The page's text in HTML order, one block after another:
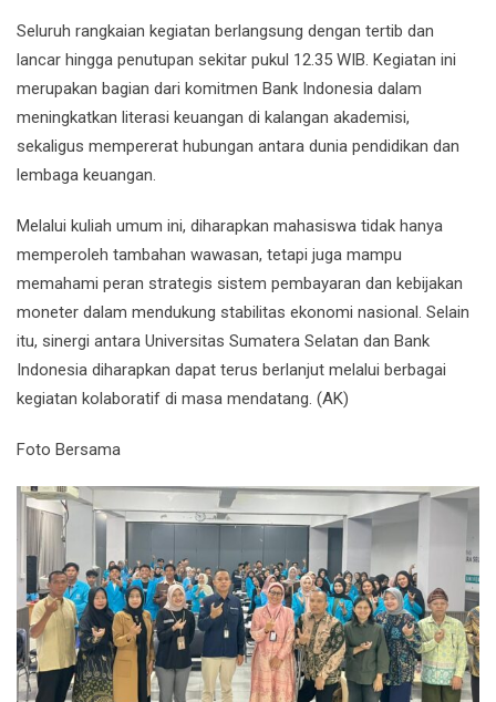
Seluruh rangkaian kegiatan berlangsung dengan tertib dan
lancar hingga penutupan sekitar pukul 12.35 WIB. Kegiatan ini
merupakan bagian dari komitmen Bank Indonesia dalam
meningkatkan literasi keuangan di kalangan akademisi,
sekaligus mempererat hubungan antara dunia pendidikan dan
lembaga keuangan.
Melalui kuliah umum ini, diharapkan mahasiswa tidak hanya
memperoleh tambahan wawasan, tetapi juga mampu
memahami peran strategis sistem pembayaran dan kebijakan
moneter dalam mendukung stabilitas ekonomi nasional. Selain
itu, sinergi antara Universitas Sumatera Selatan dan Bank
Indonesia diharapkan dapat terus berlanjut melalui berbagai
kegiatan kolaboratif di masa mendatang. (AK)
Foto Bersama